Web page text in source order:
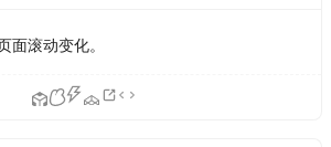
面滚动变化。